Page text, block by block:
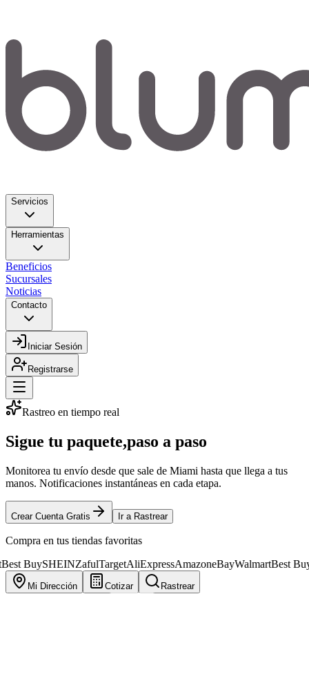
Servicios
Herramientas
Beneficios
Sucursales
Noticias
Contacto
Iniciar Sesión
Registrarse
Rastreo en tiempo real
Sigue tu paquete,paso a paso
Monitorea tu envío desde que sale de Miami hasta que llega a tus
manos. Notificaciones instantáneas en cada etapa.
Crear Cuenta Gratis Ir a Rastrear
Compra en tus tiendas favoritas
SHEINZafulTargetAliExpressAmazoneBayWalmartBest BuySHEIN
Mi Dirección Cotizar Rastrear